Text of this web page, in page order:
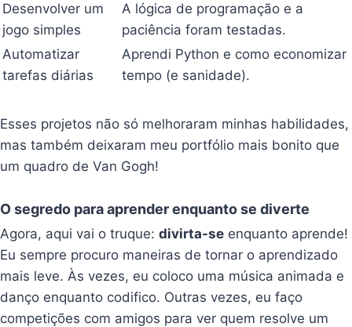
Desenvolver um
jogo simples
A lógica de programação e a
paciência foram testadas.
Automatizar
tarefas diárias
Aprendi Python e como economizar
tempo (e sanidade).
Esses projetos não só melhoraram minhas habilidades,
mas também deixaram meu portfólio mais bonito que
um quadro de Van Gogh!
O segredo para aprender enquanto se diverte
Agora, aqui vai o truque:divirta-se enquanto aprende!
Eu sempre procuro maneiras de tornar o aprendizado
mais leve. Às vezes, eu coloco uma música animada e
danço enquanto codifico. Outras vezes, eu faço
competições com amigos para ver quem resolve um